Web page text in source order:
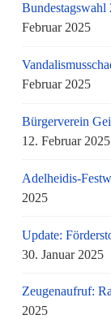
Februar 2025
Februar 2025
Bürgerverein
12. Februar 2025
Adelheidis-
2025
Update:
30. Januar 2025
Zeugenaufruf:
2025